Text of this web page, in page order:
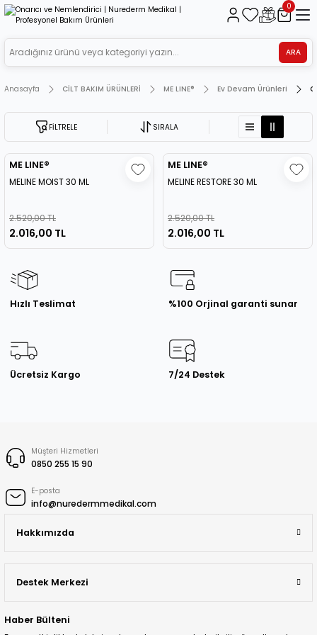
ARA
0
Anasayfa CİLT BAKIM ÜRÜNLERİ ME LINE® Ev Devam Ürünleri
FİLTRELE SIRALA
ME LINE®
MELINE MOIST 30 ML
2.520,00 TL
2.016,00 TL
ME LINE®
MELINE RESTORE 30 ML
2.520,00 TL
2.016,00 TL
Hızlı Teslimat %100 Orjinal garanti sunar
Ücretsiz Kargo 7/24 Destek
Müşteri Hizmetleri
0850 255 15 90
E-posta
info@nuredermmedikal.com
Hakkımızda
Destek Merkezi
Haber Bülteni